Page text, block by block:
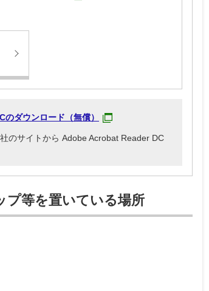
ダウンロード（無償）
のサイトから Adobe Acrobat Reader DC
プ等を置いている場所